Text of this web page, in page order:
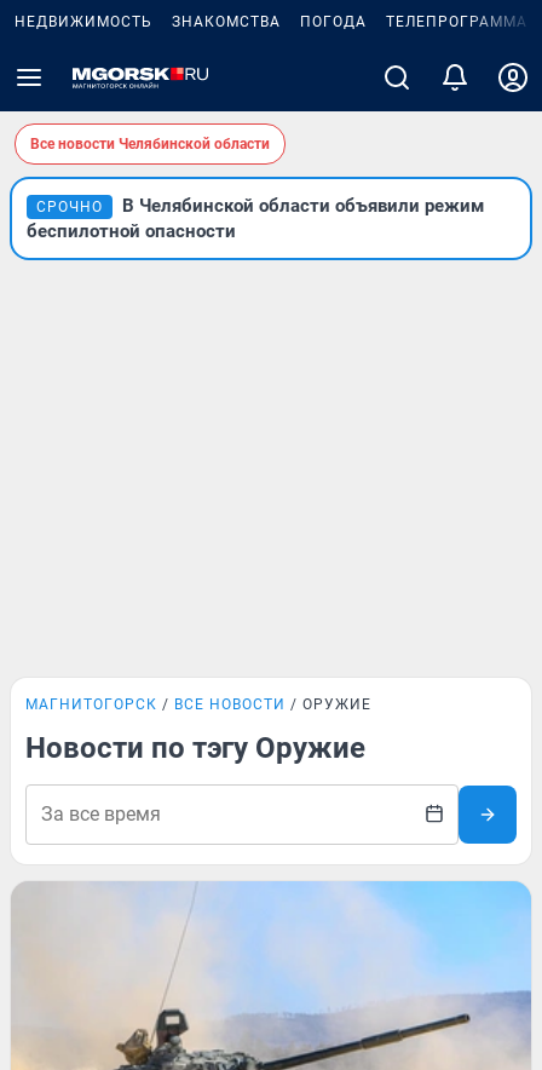
НЕДВИЖИМОСТЬ ЗНАКОМСТВА ПОГОДА ТЕЛЕПРОГРАММА
Все новости Челябинской области
СРОЧНО
В Челябинской области объявили режим
беспилотной опасности
МАГНИТОГОРСК ВСЕ НОВОСТИ ОРУЖИЕ
Новости по тэгу Оружие